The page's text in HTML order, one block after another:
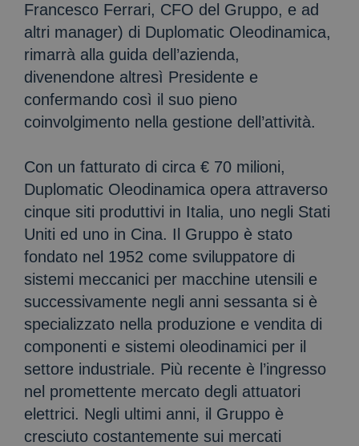
Francesco Ferrari, CFO del Gruppo, e ad
altri manager) di Duplomatic Oleodinamica,
rimarrà alla guida dell’azienda,
divenendone altresì Presidente e
confermando così il suo pieno
coinvolgimento nella gestione dell’attività.
Con un fatturato di circa € 70 milioni,
Duplomatic Oleodinamica opera attraverso
cinque siti produttivi in Italia, uno negli Stati
Uniti ed uno in Cina. Il Gruppo è stato
fondato nel 1952 come sviluppatore di
sistemi meccanici per macchine utensili e
successivamente negli anni sessanta si è
specializzato nella produzione e vendita di
componenti e sistemi oleodinamici per il
settore industriale. Più recente è l’ingresso
nel promettente mercato degli attuatori
elettrici. Negli ultimi anni, il Gruppo è
cresciuto costantemente sui mercati